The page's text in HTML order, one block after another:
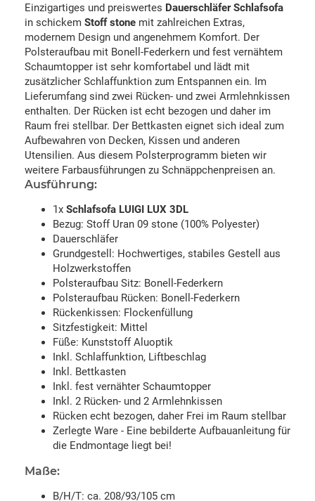
Einzigartiges und preiswertes Dauerschläfer Schlafsofa
in schickem Stoff stone mit zahlreichen Extras,
modernem Design und angenehmem Komfort. Der
Polsteraufbau mit Bonell-Federkern und fest vernähtem
Schaumtopper ist sehr komfortabel und lädt mit
zusätzlicher Schlaffunktion zum Entspannen ein. Im
Lieferumfang sind zwei Rücken- und zwei Armlehnkissen
enthalten. Der Rücken ist echt bezogen und daher im
Raum frei stellbar. Der Bettkasten eignet sich ideal zum
Aufbewahren von Decken, Kissen und anderen
Utensilien. Aus diesem Polsterprogramm bieten wir
weitere Farbausführungen zu Schnäppchenpreisen an.
Ausführung:
1x Schlafsofa LUIGI LUX 3DL
Bezug: Stoff Uran 09 stone (100% Polyester)
Dauerschläfer
Grundgestell: Hochwertiges, stabiles Gestell aus
Holzwerkstoffen
Polsteraufbau Sitz: Bonell-Federkern
Polsteraufbau Rücken: Bonell-Federkern
Rückenkissen: Flockenfüllung
Sitzfestigkeit: Mittel
Füße: Kunststoff Aluoptik
Inkl. Schlaffunktion, Liftbeschlag
Inkl. Bettkasten
Inkl. fest vernähter Schaumtopper
Inkl. 2 Rücken- und 2 Armlehnkissen
Rücken echt bezogen, daher Frei im Raum stellbar
Zerlegte Ware - Eine bebilderte Aufbauanleitung für
die Endmontage liegt bei!
Maße:
B/H/T: ca. 208/93/105 cm